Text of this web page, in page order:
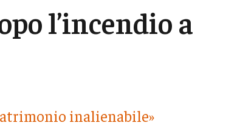
l’incendio a
inalienabile»